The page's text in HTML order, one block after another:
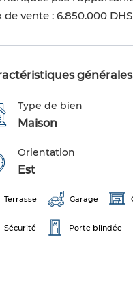
de vente : 6.850.000
générales
Type de bien
Maison
Orientation
Est
Terrasse Garage
Sécurité Porte blindée